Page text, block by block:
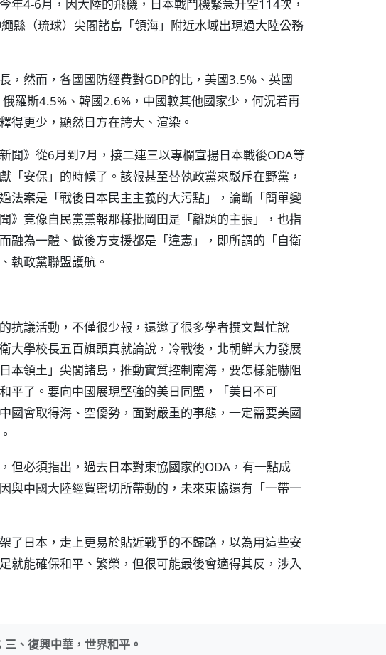
年4-6月，因大陸的飛機，日本戰鬥機緊急升空114次，
縣（琉球）尖閣諸島「領海」附近水域出現過大陸公務
，然而，各國國防經費對GDP的比，美國3.5%、英國
羅斯4.5%、韓國2.6%，中國較其他國家少，何況若再
得更少，顯然日方在誇大、渲染。
聞》從6月到7月，接二連三以專欄宣揚日本戰後ODA等
「安保」的時候了。該報甚至替執政黨來駁斥在野黨，
法案是「戰後日本民主主義的大污點」，論斷「簡單變
》竟像自民黨黨報那樣批岡田是「離題的主張」，也指
融為一體、做後方支援都是「違憲」，即所謂的「自衛
執政黨聯盟護航。
抗議活動，不僅很少報，還邀了很多學者撰文幫忙說
大學校長五百旗頭真就論說，冷戰後，北朝鮮大力發展
本領土」尖閣諸島，推動實質控制南海，要怎樣能嚇阻
平了。要向中國展現堅強的美日同盟，「美日不可
國會取得海、空優勢，面對嚴重的事態，一定需要美國
但必須指出，過去日本對東協國家的ODA，有一點成
與中國大陸經貿密切所帶動的，未來東協還有「一帶一
了日本，走上更易於貼近戰爭的不歸路，以為用這些安
就能確保和平、繁榮，但很可能最後會適得其反，涉入
、復興中華，世界和平。